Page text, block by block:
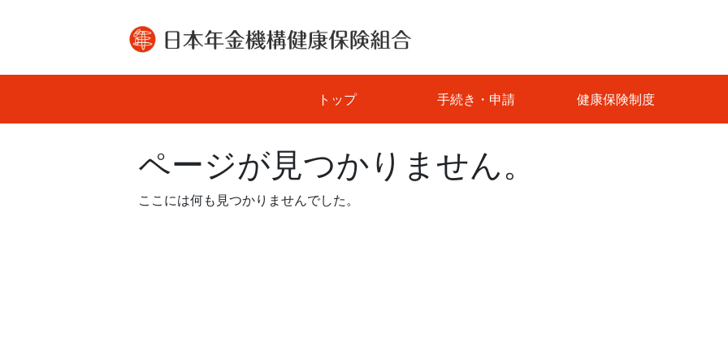
トップ 手続き・申請 健康保険制度
ページが見つかりません。
ここには何も見つかりませんでした。